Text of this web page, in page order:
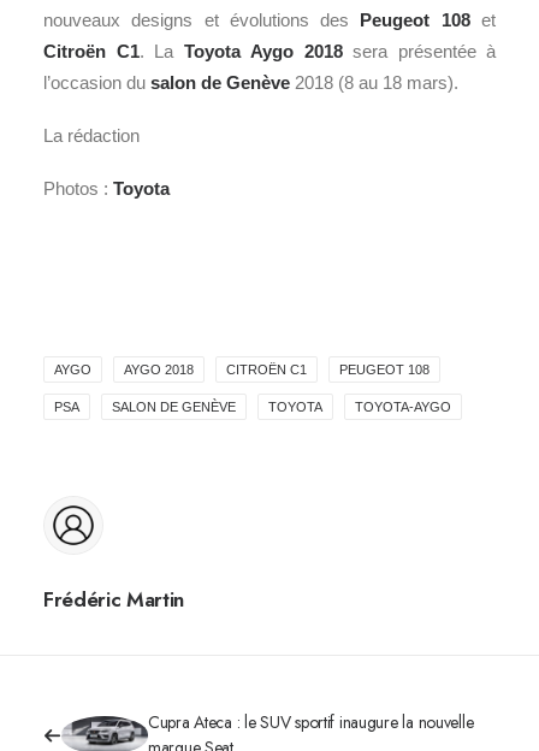
nouveaux designs et évolutions des Peugeot 108et
Citroën C1. La Toyota Aygo 2018sera présentée à
l’occasion du salon de Genève 2018 (8 au 18 mars).
La rédaction
Photos : Toyota
AYGO AYGO 2018 CITROËN C1 PEUGEOT 108
PSA SALON DE GENÈVE TOYOTA TOYOTA-AYGO
Frédéric Martin
Cupra Ateca : le SUV sportif inaugure la nouvelle